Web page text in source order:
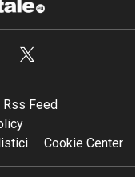
Rss Feed
Cookie Center